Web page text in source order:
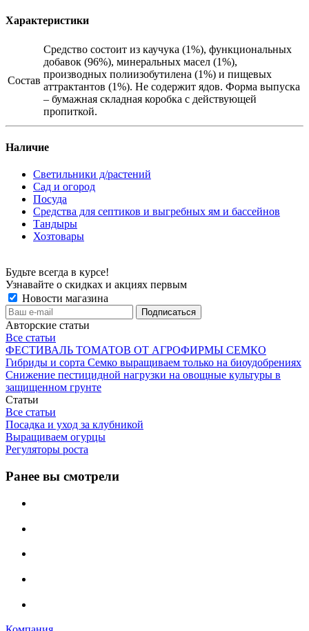
Характеристики
Состав
Средство состоит из каучука (1%), функциональных
добавок (96%), минеральных масел (1%),
производных полиизобутилена (1%) и пищевых
аттрактантов (1%). Не содержит ядов. Форма выпуска
– бумажная складная коробка с действующей
пропиткой.
Наличие
Светильники д/растений
Сад и огород
Посуда
Средства для септиков и выгребных ям и бассейнов
Тандыры
Хозтовары
Будьте всегда в курсе!
Узнавайте о скидках и акциях первым
Новости магазина
Авторские статьи
Все статьи
ФЕСТИВАЛЬ ТОМАТОВ ОТ АГРОФИРМЫ СЕМКО
Гибриды и сорта Семко выращиваем только на биоудобрениях
Снижение пестицидной нагрузки на овощные культуры в
защищенном грунте
Статьи
Все статьи
Посадка и уход за клубникой
Выращиваем огурцы
Регуляторы роста
Ранее вы смотрели